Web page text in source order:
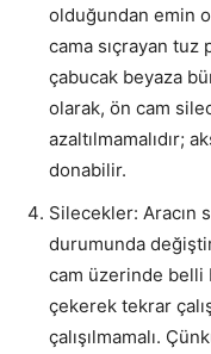
olduğundan emin
cama sıçrayan tuz
çabucak beyaza
olarak, ön cam
azaltılmamalıdır;
donabilir.
Silecekler: Aracın
durumunda
cam üzerinde belli
çekerek tekrar
çalışılmamalı.